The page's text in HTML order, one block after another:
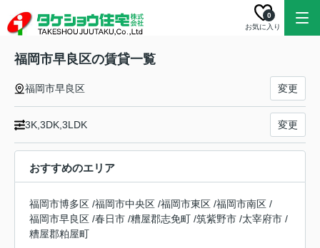
お気に入り
0
福岡市早良区の賃貸一覧
福岡市早良区 変更
3K,3DK,3LDK 変更
おすすめのエリア
福岡市博多区 /福岡市中央区 /福岡市東区 /福岡市南区 /
福岡市早良区 /春日市 /糟屋郡志免町 /筑紫野市 /太宰府市 /
糟屋郡粕屋町